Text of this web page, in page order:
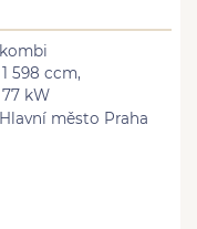
kombi
1 598 ccm,
77 kW
Hlavní město Praha